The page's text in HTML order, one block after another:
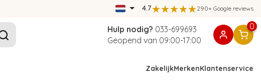
4.7 290+ Google reviews
Hulp nodig? 033-699693
Geopend van 09:00-17:00
0
ZakelijkMerkenKlantenservice